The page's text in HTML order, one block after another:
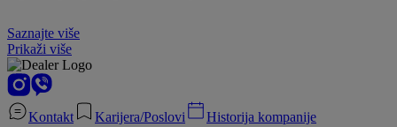
Saznajte više
Prikaži više
Kontakt Karijera/Poslovi
Historija kompanije